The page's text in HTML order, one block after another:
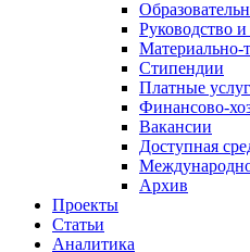
Руководство и
Материально-
Стипендии
Платные
Финансово-
Вакансии
Доступная
Архив
Проекты
Статьи
Аналитика